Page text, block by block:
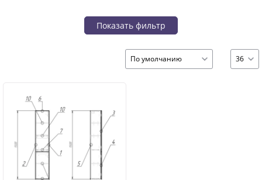
Показать фильтр
По умолчанию 36